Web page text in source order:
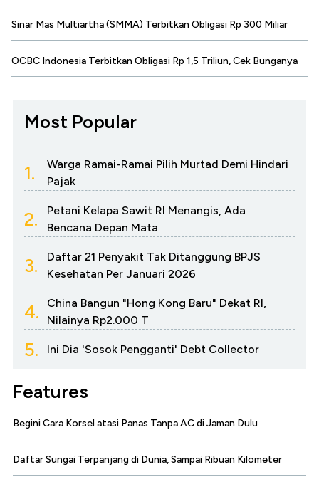
Sinar Mas Multiartha (SMMA) Terbitkan Obligasi Rp 300 Miliar
OCBC Indonesia Terbitkan Obligasi Rp 1,5 Triliun, Cek Bunganya
Most Popular
1.
Warga Ramai-Ramai Pilih Murtad Demi Hindari
Pajak
2.
Petani Kelapa Sawit RI Menangis, Ada
Bencana Depan Mata
3.
Daftar 21 Penyakit Tak Ditanggung BPJS
Kesehatan Per Januari 2026
4.
China Bangun "Hong Kong Baru" Dekat RI,
Nilainya Rp2.000 T
5. Ini Dia 'Sosok Pengganti' Debt Collector
Features
Begini Cara Korsel atasi Panas Tanpa AC di Jaman Dulu
Daftar Sungai Terpanjang di Dunia, Sampai Ribuan Kilometer